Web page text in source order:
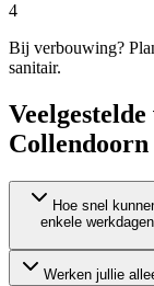
4
Bij verbouwing?
sanitair.
Collendoorn
Hoe snel
enkele
Werken jullie